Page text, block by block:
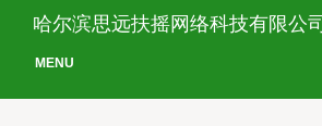
哈尔滨思远扶摇网络科技有限公司
MENU